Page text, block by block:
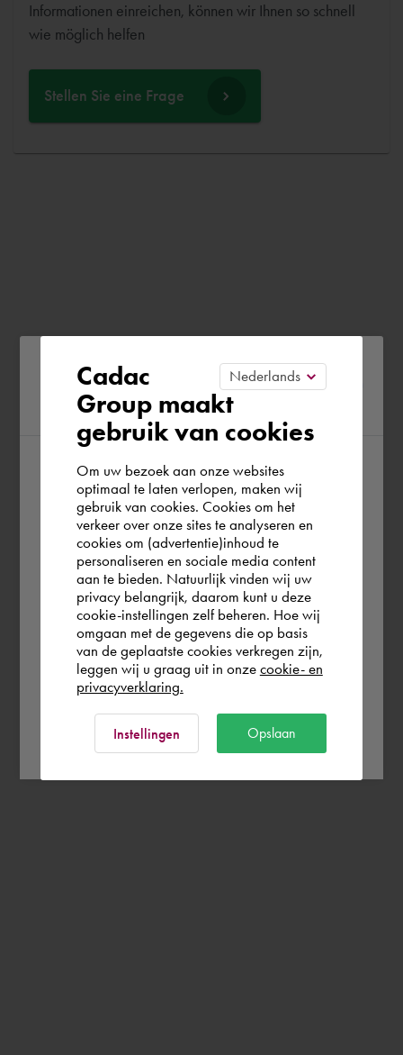
Informationen einreichen, können wir Ihnen so schnell
wie möglich helfen
Stellen Sie eine Frage
Please confirm your current
region
According to us you are situated in Rest of
the world. Please confirm in which country
you wish to shop.
Österreich
Rest of the world
Cadac
Group maakt
gebruik van cookies
Om uw bezoek aan onze websites
optimaal te laten verlopen, maken wij
gebruik van cookies. Cookies om het
verkeer over onze sites te analyseren en
cookies om (advertentie)inhoud te
personaliseren en sociale media content
aan te bieden. Natuurlijk vinden wij uw
privacy belangrijk, daarom kunt u deze
cookie-instellingen zelf beheren. Hoe wij
omgaan met de gegevens die op basis
van de geplaatste cookies verkregen zijn,
leggen wij u graag uit in onze cookie- en
privacyverklaring.
Instellingen Opslaan